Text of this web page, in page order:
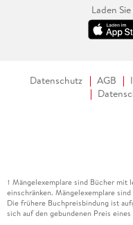
Laden
Datenschutz AGB
1 Mängelexemplare sind Bücher mit
einschränken. Mängelexemplare
Die frühere Buchpreisbindung ist
sich auf den gebundenen Preis